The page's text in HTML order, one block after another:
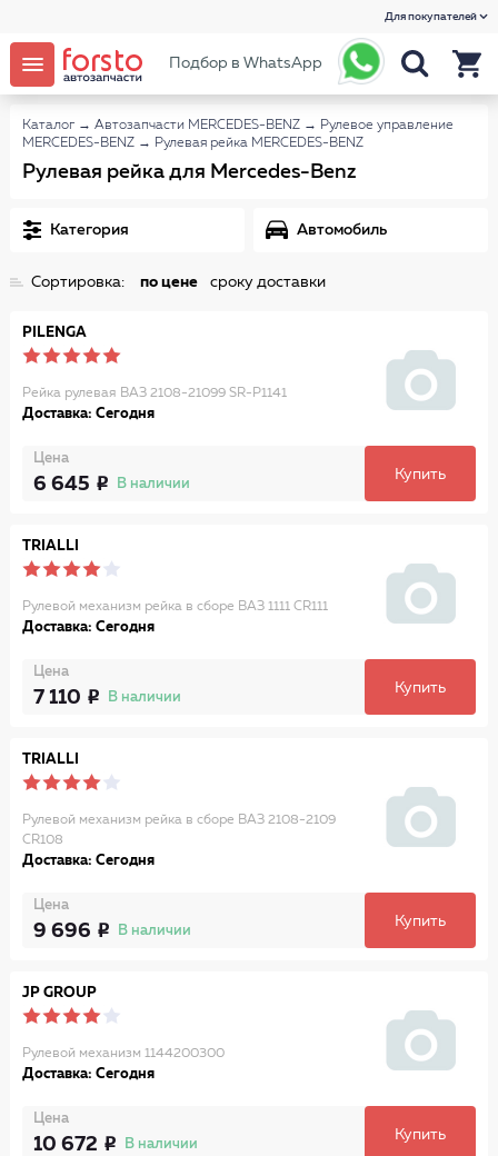
Для покупателей
Подбор в WhatsApp
Каталог → Автозапчасти MERCEDES-BENZ → Рулевое управление
MERCEDES-BENZ → Рулевая рейка MERCEDES-BENZ
Рулевая рейка для Mercedes-Benz
Категория Автомобиль
Сортировка: по цене сроку доставки
PILENGA
Рейка рулевая ВАЗ 2108-21099 SR-P1141
Доставка: Сегодня
Цена
6 645 В наличии
Купить
TRIALLI
Рулевой механизм рейка в сборе ВАЗ 1111 CR111
Доставка: Сегодня
Цена
7 110 В наличии
Купить
TRIALLI
Рулевой механизм рейка в сборе ВАЗ 2108-2109
CR108
Доставка: Сегодня
Цена
9 696 В наличии
Купить
JP GROUP
Рулевой механизм 1144200300
Доставка: Сегодня
Цена
10 672 В наличии
Купить